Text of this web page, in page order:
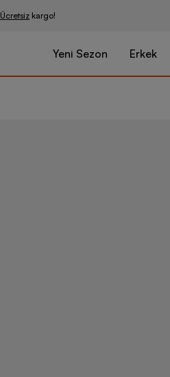
Ücretsiz kargo!
Yeni Sezon Erkek